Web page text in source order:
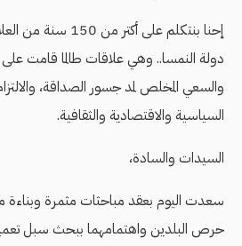
إحنا بنتكلم على
دولة النمسا.. وهي علاقات طالما قامت على
والسعي المخلص لمد جسور الصداقة،
السياسية والاقتصادية والثقافية.
السيدات والسادة،
سعدت اليوم بعقد مباحثات مثمرة
حرص البلدين واهتمامهما ببحث سبل تعميق